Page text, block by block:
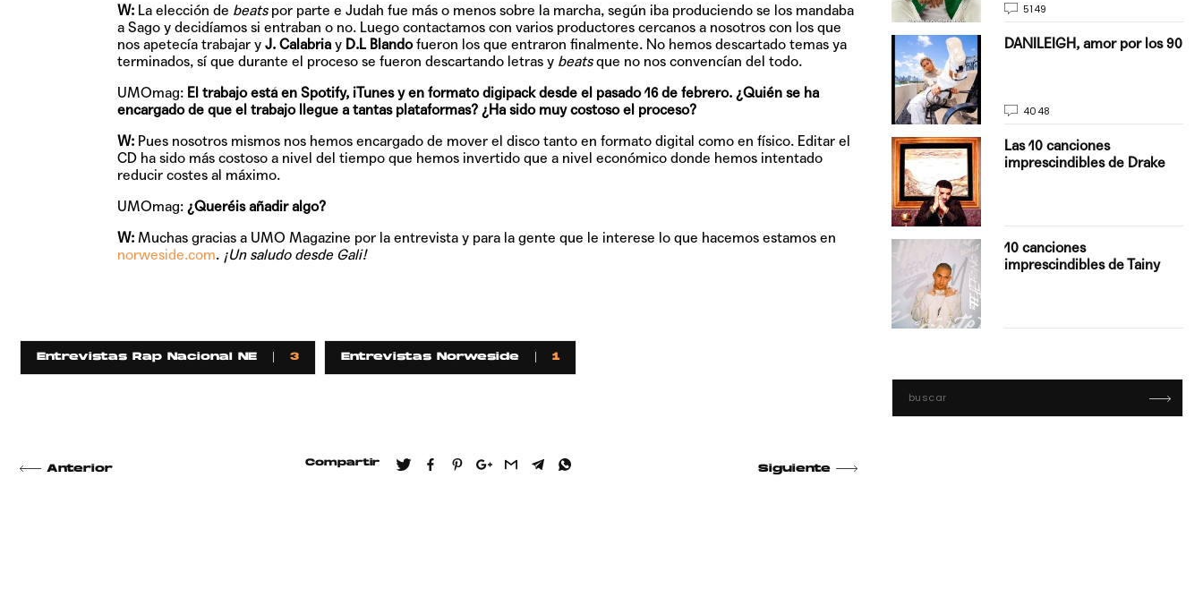
W: La elección de beatspor parte e Judah fue más o menos sobre la marcha, según iba produciendo se los mandaba
a Sago y decidíamos si entraban o no. Luego contactamos con varios productores cercanos a nosotros con los que
nos apetecía trabajar y J. Calabriay D.L Blandofueron los que entraron finalmente. No hemos descartado temas ya
terminados, sí que durante el proceso se fueron descartando letras y beatsque no nos convencían del todo.
UMOmag:El trabajo está en Spotify, iTunes y en formato digipack desde el pasado 16 de febrero. ¿Quién se ha
encargado de que el trabajo llegue a tantas plataformas? ¿Ha sido muy costoso el proceso?
W: Pues nosotros mismos nos hemos encargado de mover el disco tanto en formato digital como en físico. Editar el
CD ha sido más costoso a nivel del tiempo que hemos invertido que a nivel económico donde hemos intentado
reducir costes al máximo.
UMOmag:¿Queréis añadir algo?
W: Muchas gracias a UMO Magazine por la entrevista y para la gente que le interese lo que hacemos estamos en
norweside.com. ¡Un saludo desde Gali!
Entrevistas Rap Nacional NE 3 Entrevistas Norweside 1
Anterior Siguiente
Compartir
Hablamos con Justin
Quiles de 'La…
GRIFF, el futuro del
Pop
Hablamos con Boza
5149
DANILEIGH, amor por los 90
4048
Las 10 canciones
imprescindibles de Drake
10 canciones
imprescindibles de Tainy